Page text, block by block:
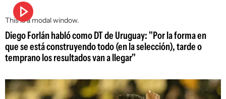
This is a modal window.
Diego Forlán habló como DT de Uruguay: "Por la forma en
que se está construyendo todo (en la selección), tarde o
temprano los resultados van a llegar"